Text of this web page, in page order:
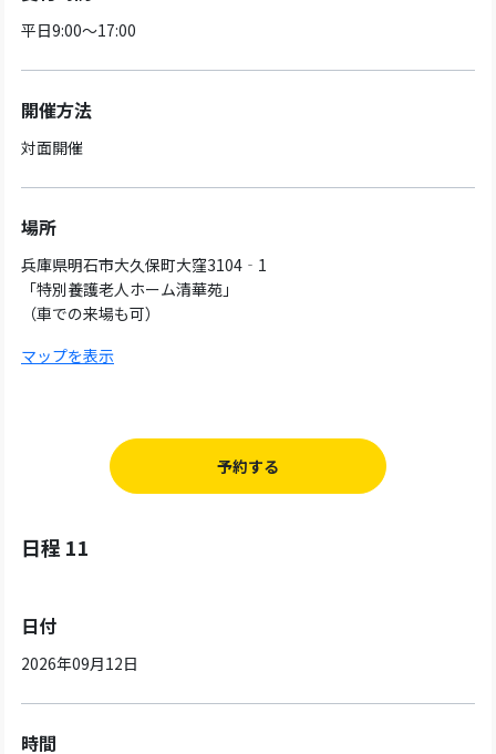
平日9:00～17:00
開催方法
対面開催
場所
兵庫県明石市大久保町大窪3104‐1
「特別養護老人ホーム清華苑」
（車での来場も可）
マップを表示
予約する
日程 11
日付
2026年09月12日
時間